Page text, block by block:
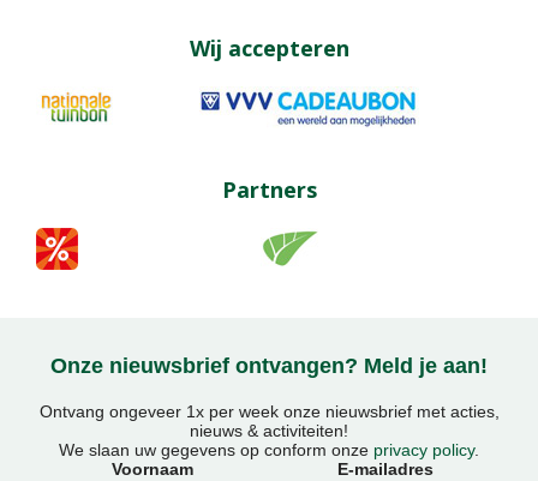
Wij accepteren
Partners
Onze nieuwsbrief ontvangen? Meld je aan!
Ontvang ongeveer 1x per week onze nieuwsbrief met acties,
nieuws & activiteiten!
We slaan uw gegevens op conform onze privacy policy.
Voornaam
E-mailadres